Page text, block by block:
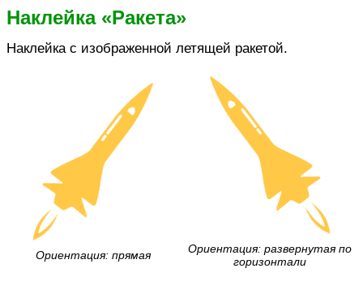
Наклейка «Ракета»
Наклейка с изображенной летящей ракетой.
Ориентация: прямая
Ориентация: развернутая по
горизонтали